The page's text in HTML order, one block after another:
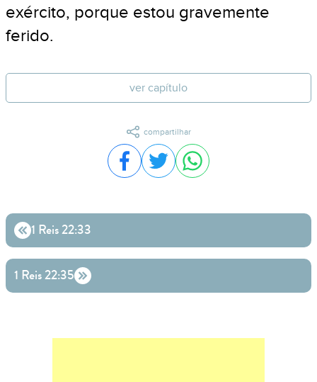
exército, porque estou gravemente
ferido.
ver capítulo
compartilhar
Compartilhar no Facebook
Compartilhar no Twitter
Compartilhar no
1 Reis 22:33
1 Reis 22:35